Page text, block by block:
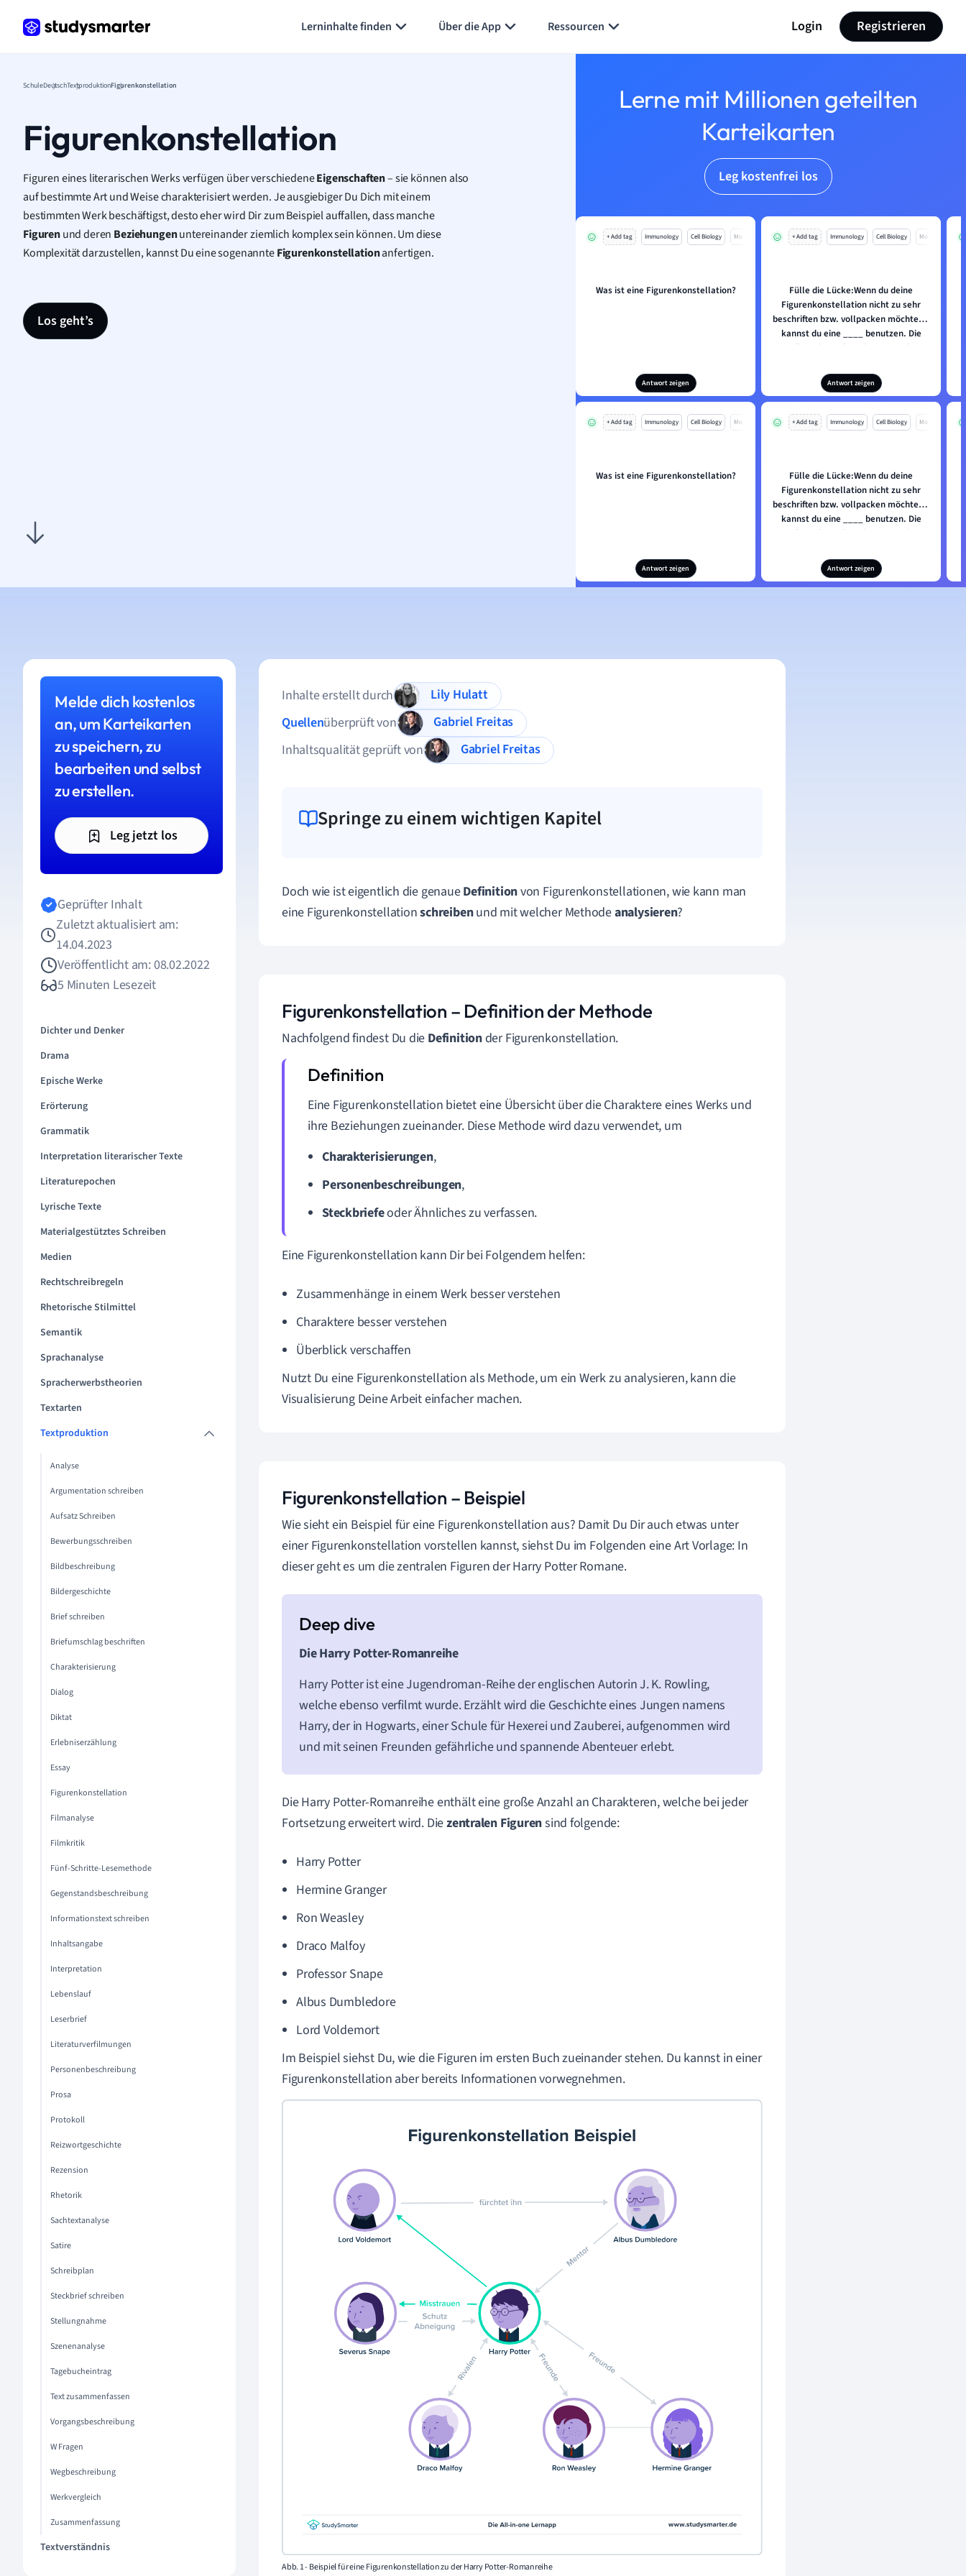
Lerninhalte finden Über die App Ressourcen Login Registrieren
SchuleDeutschTextproduktionFigurenkonstellation
Figurenkonstellation
Figuren eines literarischen Werks verfügen über verschiedeneEigenschaften– sie können also
auf bestimmte Art und Weise charakterisiert werden. Je ausgiebiger Du Dich mit einem
bestimmten Werk beschäftigst, desto eher wird Dir zum Beispiel auffallen, dass manche
Figurenund deren Beziehungenuntereinander ziemlich komplex sein können. Um diese
Komplexität darzustellen, kannst Du eine sogenannteFigurenkonstellationanfertigen.
Los geht’s
Lerne mit Millionen geteilten
Karteikarten
Leg kostenfrei los
+ Add tag Immunology Cell Biology Mo
Was ist eine Figurenkonstellation?
Antwort zeigen
+ Add tag Immunology Cell Biology Mo
Fülle die Lücke:Wenn du deine
Figurenkonstellation nicht zu sehr
beschriften bzw. vollpacken möchtest,
kannst du eine ____ benutzen. Die
dient dazu, dass du am Rand
Farbe oder das Symbol steht.
Antwort zeigen
+ Add tag Immunology Cell Biology Mo
Was ist eine Figurenkonstellation?
Antwort zeigen
+ Add tag Immunology Cell Biology Mo
Fülle die Lücke:Wenn du deine
Figurenkonstellation nicht zu sehr
beschriften bzw. vollpacken möchtest,
kannst du eine ____ benutzen. Die
dient dazu, dass du am Rand
Farbe oder das Symbol steht.
Antwort zeigen
Melde dich kostenlos
an, um Karteikarten
zu speichern, zu
bearbeiten und selbst
zu erstellen.
Leg jetzt los
Geprüfter Inhalt
Zuletzt aktualisiert am:
14.04.2023
Veröffentlicht am: 08.02.2022
5 Minuten Lesezeit
Dichter und Denker
Drama
Epische Werke
Erörterung
Grammatik
Interpretation literarischer Texte
Literaturepochen
Lyrische Texte
Materialgestütztes Schreiben
Medien
Rechtschreibregeln
Rhetorische Stilmittel
Semantik
Sprachanalyse
Spracherwerbstheorien
Textarten
Textproduktion
Analyse
Argumentation schreiben
Aufsatz Schreiben
Bewerbungsschreiben
Bildbeschreibung
Bildergeschichte
Brief schreiben
Briefumschlag beschriften
Charakterisierung
Dialog
Diktat
Erlebniserzählung
Essay
Figurenkonstellation
Filmanalyse
Filmkritik
Fünf-Schritte-Lesemethode
Gegenstandsbeschreibung
Informationstext schreiben
Inhaltsangabe
Interpretation
Lebenslauf
Leserbrief
Literaturverfilmungen
Personenbeschreibung
Prosa
Protokoll
Reizwortgeschichte
Rezension
Rhetorik
Sachtextanalyse
Satire
Schreibplan
Steckbrief schreiben
Stellungnahme
Szenenanalyse
Tagebucheintrag
Text zusammenfassen
Vorgangsbeschreibung
W Fragen
Wegbeschreibung
Werkvergleich
Zusammenfassung
Textverständnis
Inhalte erstellt durch
Lily Hulatt
Quellenüberprüft von
Gabriel Freitas
Inhaltsqualität geprüft von
Gabriel Freitas
Springe zu einem wichtigen Kapitel
Doch wie ist eigentlich die genaueDefinitionvon Figurenkonstellationen, wie kann man
eine Figurenkonstellationschreibenund mit welcher Methodeanalysieren?
Figurenkonstellation – Definition der Methode
Nachfolgend findest Du die Definitionder Figurenkonstellation.
Eine Figurenkonstellation bietet eine Übersicht über die Charaktere eines Werks und
ihre Beziehungen zueinander. Diese Methode wird dazu verwendet, um
Charakterisierungen,
Personenbeschreibungen,
Steckbriefeoder Ähnliches zu verfassen.
Eine Figurenkonstellation kann Dir bei Folgendem helfen:
Zusammenhänge in einem Werk besser verstehen
Charaktere besser verstehen
Überblick verschaffen
Nutzt Du eine Figurenkonstellation als Methode, um ein Werk zu analysieren, kann die
Visualisierung Deine Arbeit einfacher machen.
Figurenkonstellation – Beispiel
Wie sieht ein Beispiel für eine Figurenkonstellation aus? Damit Du Dir auch etwas unter
einer Figurenkonstellation vorstellen kannst, siehst Du im Folgenden eine Art Vorlage: In
dieser geht es um die zentralen Figuren der Harry Potter Romane.
Die Harry Potter-Romanreihe
Harry Potter ist eine Jugendroman-Reihe der englischen Autorin J. K. Rowling,
welche ebenso verfilmt wurde. Erzählt wird die Geschichte eines Jungen namens
Harry, der in Hogwarts, einer Schule für Hexerei und Zauberei, aufgenommen wird
und mit seinen Freunden gefährliche und spannende Abenteuer erlebt.
Die Harry Potter-Romanreihe enthält eine große Anzahl an Charakteren, welche bei jeder
Fortsetzung erweitert wird. Diezentralen Figurensind folgende:
Harry Potter
Hermine Granger
Ron Weasley
Draco Malfoy
Professor Snape
Albus Dumbledore
Lord Voldemort
Im Beispiel siehst Du, wie die Figuren im ersten Buch zueinander stehen. Du kannst in einer
Figurenkonstellation aber bereits Informationen vorwegnehmen.
Abb. 1 - Beispiel für eine Figurenkonstellation zu der Harry Potter-Romanreihe